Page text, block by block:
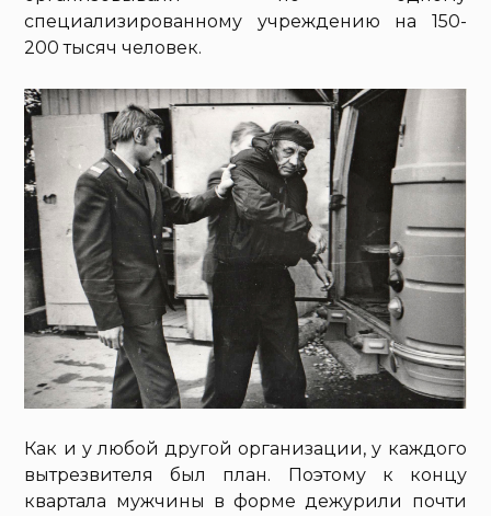
специализированному учреждению на 150-
200 тысяч человек.
Как и у любой другой организации, у каждого
вытрезвителя был план. Поэтому к концу
квартала мужчины в форме дежурили почти